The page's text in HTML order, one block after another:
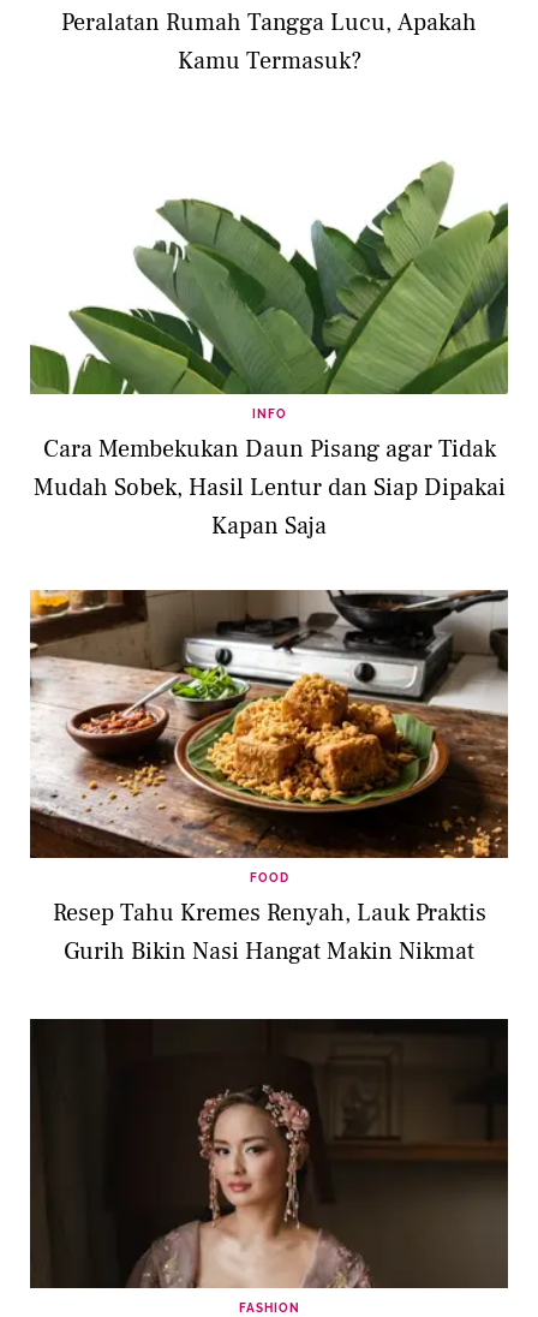
Peralatan Rumah Tangga Lucu, Apakah
Kamu Termasuk?
INFO
Cara Membekukan Daun Pisang agar Tidak
Mudah Sobek, Hasil Lentur dan Siap Dipakai
Kapan Saja
FOOD
Resep Tahu Kremes Renyah, Lauk Praktis
Gurih Bikin Nasi Hangat Makin Nikmat
FASHION